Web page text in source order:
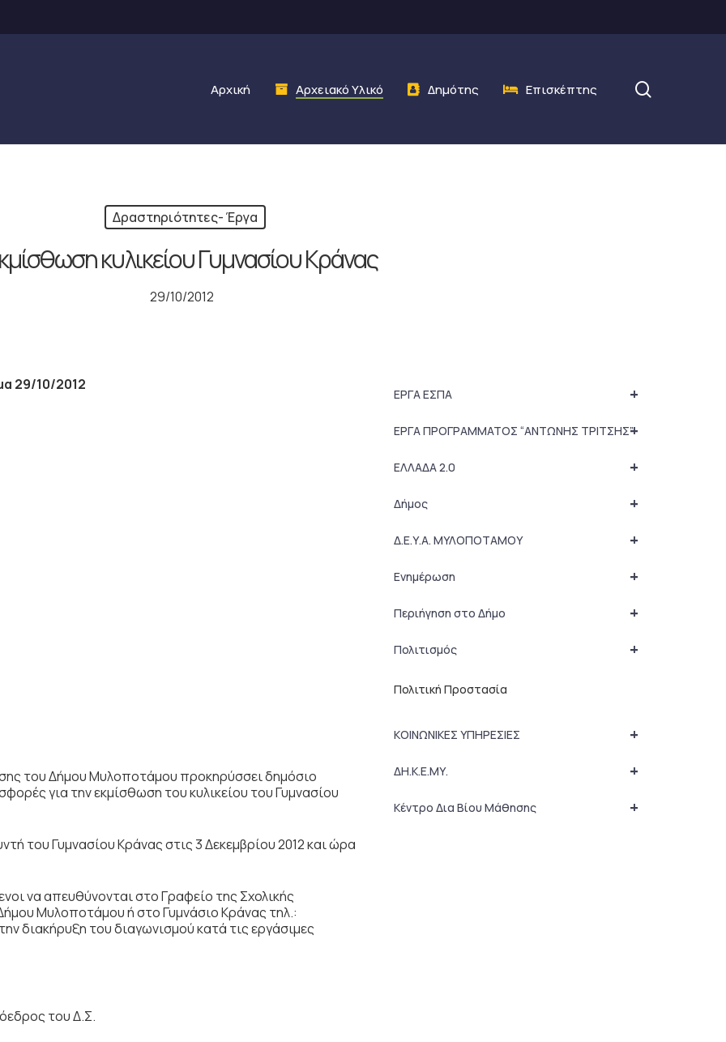
Αρχική Αρχειακό Υλικό Δημότης Επισκέπτης
Δραστηριότητες- Έργα
κυλικείου Γυμνασίου Κράνας
29/10/2012
29/10/2012
του Δήμου Μυλοποτάμου προκηρύσσει δημόσιο
για την εκμίσθωση του κυλικείου του Γυμνασίου
του Γυμνασίου Κράνας στις 3 Δεκεμβρίου 2012 και ώρα
να απευθύνονται στο Γραφείο της Σχολικής
Μυλοποτάμου ή στο Γυμνάσιο Κράνας τηλ.:
διακήρυξη του διαγωνισμού κατά τις εργάσιμες
του Δ.Σ.
+
ΕΡΓΑ ΕΣΠΑ
+
ΕΡΓΑ ΠΡΟΓΡΑΜΜΑΤΟΣ “ΑΝΤΩΝΗΣ ΤΡΙΤΣΗΣ”
+
ΕΛΛΑΔΑ 2.0
+
Δήμος
+
Δ.Ε.Υ.Α. ΜΥΛΟΠΟΤΑΜΟΥ
+
Ενημέρωση
+
Περιήγηση στο Δήμο
+
Πολιτισμός
Πολιτική Προστασία
+
ΚΟΙΝΩΝΙΚΕΣ ΥΠΗΡΕΣΙΕΣ
+
ΔΗ.Κ.Ε.ΜΥ.
+
Κέντρο Δια Βίου Μάθησης